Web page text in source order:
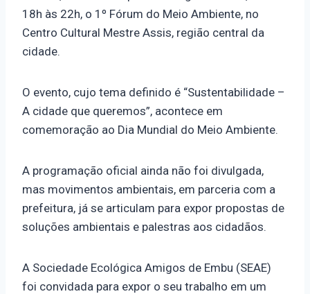
18h às 22h, o 1º Fórum do Meio Ambiente, no
Centro Cultural Mestre Assis, região central da
cidade.
O evento, cujo tema definido é “Sustentabilidade –
A cidade que queremos”, acontece em
comemoração ao Dia Mundial do Meio Ambiente.
A programação oficial ainda não foi divulgada,
mas movimentos ambientais, em parceria com a
prefeitura, já se articulam para expor propostas de
soluções ambientais e palestras aos cidadãos.
A Sociedade Ecológica Amigos de Embu (SEAE)
foi convidada para expor o seu trabalho em um